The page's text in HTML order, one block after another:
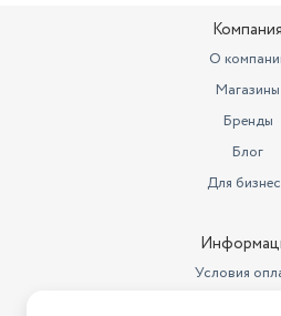
Компания
О
Магазины
Бренды
Блог
Для
Условия